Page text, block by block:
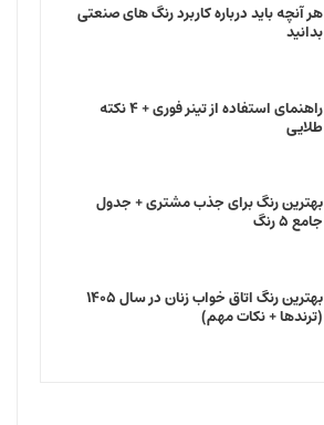
هر آنچه باید درباره کاربرد رنگ ‌های صنعتی
بدانید
راهنمای استفاده از تینر فوری + ۴ نکته
طلایی
بهترین رنگ برای جذب مشتری + جدول
جامع ۵ رنگ
بهترین رنگ اتاق خواب زنان در سال ۱۴۰۵
(ترندها + نکات مهم)